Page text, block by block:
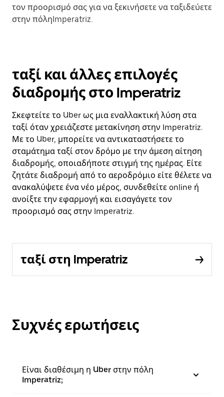
τον προορισμό σας για να ξεκινήσετε να ταξιδεύετε
στην πόληImperatriz.
ταξί και άλλες επιλογές
διαδρομής στο Imperatriz
Σκεφτείτε το Uber ως μια εναλλακτική λύση στα
ταξί όταν χρειάζεστε μετακίνηση στην Imperatriz.
Με το Uber, μπορείτε να αντικαταστήσετε το
σταμάτημα ταξί στον δρόμο με την άμεση αίτηση
διαδρομής, οποιαδήποτε στιγμή της ημέρας. Είτε
ζητάτε διαδρομή από το αεροδρόμιο είτε θέλετε να
ανακαλύψετε ένα νέο μέρος, συνδεθείτε online ή
ανοίξτε την εφαρμογή και εισαγάγετε τον
προορισμό σας στην Imperatriz.
ταξί στη Imperatriz
Συχνές ερωτήσεις
Είναι διαθέσιμη η Uber στην πόλη
Imperatriz;